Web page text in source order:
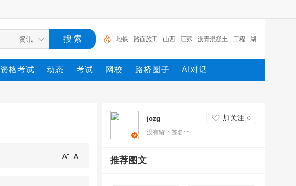
地铁 路面施工 山西 江苏 沥青混凝土 工程 湖
北 机械 路桥 施工
资格考试 动态 考试 网校 路桥圈子 AI对话
jczg 加关注 0
没有留下签名~~
推荐图文